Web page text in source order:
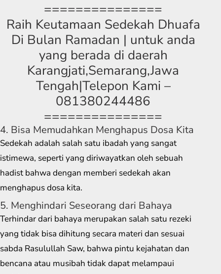
===============
Raih Keutamaan Sedekah Dhuafa
Di Bulan Ramadan | untuk anda
yang berada di daerah
Karangjati,Semarang,Jawa
Tengah|Telepon Kami –
081380244486
===============
4. Bisa Memudahkan Menghapus Dosa Kita
Sedekah adalah salah satu ibadah yang sangat
istimewa, seperti yang diriwayatkan oleh sebuah
hadist bahwa dengan memberi sedekah akan
menghapus dosa kita.
5. Menghindari Seseorang dari Bahaya
Terhindar dari bahaya merupakan salah satu rezeki
yang tidak bisa dihitung secara materi dan sesuai
sabda Rasulullah Saw, bahwa pintu kejahatan dan
bencana atau musibah tidak dapat melampaui